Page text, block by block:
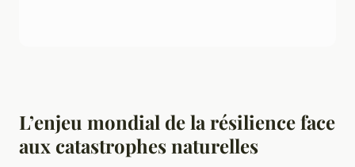
L’enjeu mondial de la résilience face
aux catastrophes naturelles